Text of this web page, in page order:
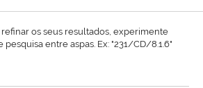
refinar os seus resultados, experimente
entre aspas. Ex: "231/CD/8.1.6"